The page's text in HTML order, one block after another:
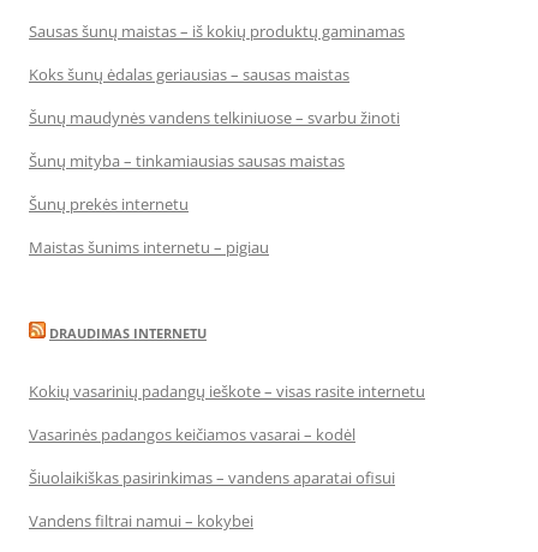
Sausas šunų maistas – iš kokių produktų gaminamas
Koks šunų ėdalas geriausias – sausas maistas
Šunų maudynės vandens telkiniuose – svarbu žinoti
Šunų mityba – tinkamiausias sausas maistas
Šunų prekės internetu
Maistas šunims internetu – pigiau
DRAUDIMAS INTERNETU
Kokių vasarinių padangų ieškote – visas rasite internetu
Vasarinės padangos keičiamos vasarai – kodėl
Šiuolaikiškas pasirinkimas – vandens aparatai ofisui
Vandens filtrai namui – kokybei